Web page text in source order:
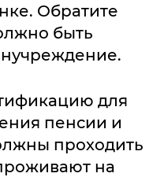
Обратите
быть
для
пенсии и
проходить
на